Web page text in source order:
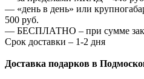
— «день в день» или
500 руб.
— БЕСПЛАТНО – при сумме
Срок доставки – 1-2 дня
Доставка подарков в